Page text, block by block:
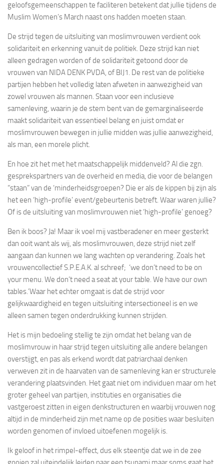
geloofsgemeenschappen te faciliteren betekent dat jullie tijdens de
Muslim Women’s March naast ons hadden moeten staan.
De strijd tegen de uitsluiting van moslimvrouwen verdient ook
solidariteit en erkenning vanuit de politiek. Deze strijd kan niet
alleen gedragen worden of de solidariteit getoond door de
vrouwen van NIDA DENK PVDA, of BIJ1. De rest van de politieke
partijen hebben het volledig laten afweten in aanwezigheid van
zowel vrouwen als mannen. Staan voor een inclusieve
samenleving, waarin je de stem bent van de gemarginaliseerde
maakt solidariteit van essentieel belang en juist omdat er
moslimvrouwen bewegen in jullie midden was jullie aanwezigheid,
als man, een morele plicht.
En hoe zit het met het maatschappelijk middenveld? Al die zgn.
gesprekspartners van de overheid en media, die voor de belangen
“staan” van de ‘minderheidsgroepen? Die er als de kippen bij zijn als
het een ‘high-profile’ event/gebeurtenis betreft. Waar waren jullie?
Of is de uitsluiting van moslimvrouwen niet ‘high-profile’ genoeg?
Ben ik boos? Ja! Maar ik voel mij vastberadener en meer gesterkt
dan ooit want als wij, als moslimvrouwen, deze strijd niet zelf
aangaan dan kunnen we lang wachten op verandering. Zoals het
vrouwencollectief S.P.E.A.K. al schreef; ‘we don’t need to be on
your menu. We don’t need a seat at your table. We have our own
tables.’Waar het echter omgaat is dat de strijd voor
gelijkwaardigheid en tegen uitsluiting intersectioneel is en we
alleen samen tegen onderdrukking kunnen strijden.
Het is mijn bedoeling stellig te zijn omdat het belang van de
moslimvrouw in haar strijd tegen uitsluiting alle andere belangen
overstijgt, en pas als erkend wordt dat patriarchaal denken
verweven zit in de haarvaten van de samenleving kan er structurele
verandering plaatsvinden. Het gaat niet om individuen maar om het
groter geheel van partijen, instituties en organisaties die
vastgeroest zitten in eigen denkstructuren en waarbij vrouwen nog
altijd in de minderheid zijn met name op de posities waar besluiten
worden genomen of invloed uitoefenen mogelijk is.
Ik geloof in het rimpel-effect, dus elk steentje dat we in de zee